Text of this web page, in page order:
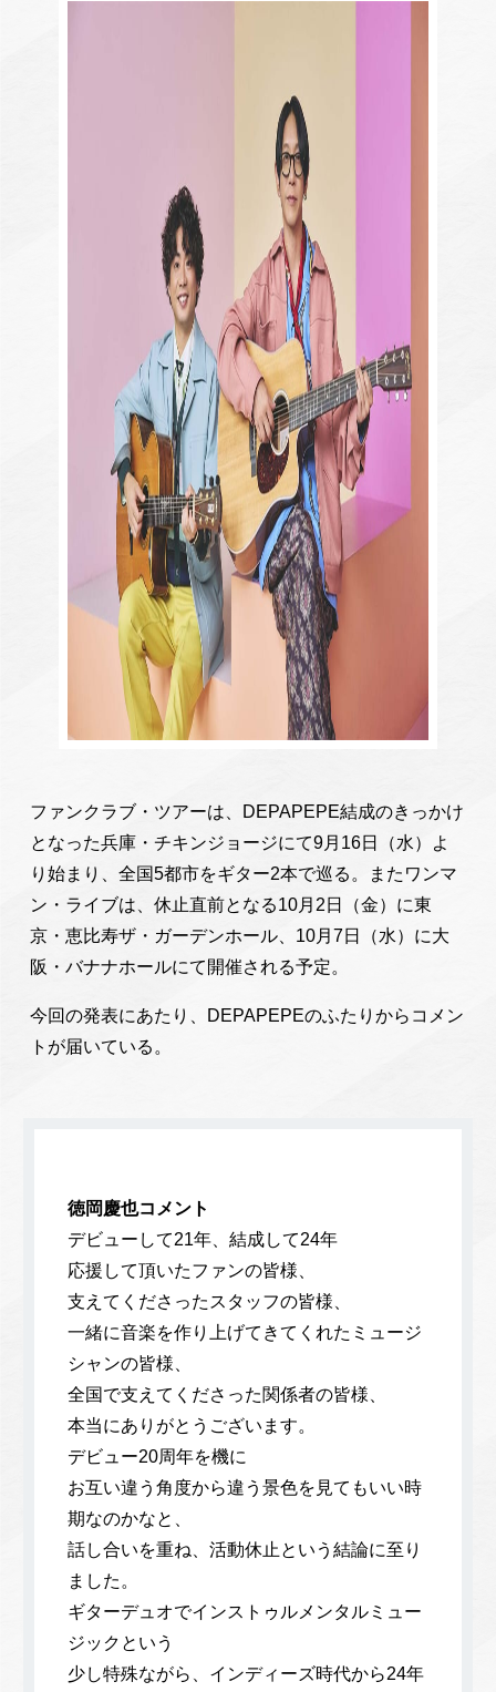
ファンクラブ・ツアーは、DEPAPEPE結成のきっかけ
となった兵庫・チキンジョージにて9月16日（水）よ
り始まり、全国5都市をギター2本で巡る。またワンマ
ン・ライブは、休止直前となる10月2日（金）に東
京・恵比寿ザ・ガーデンホール、10月7日（水）に大
阪・バナナホールにて開催される予定。
今回の発表にあたり、DEPAPEPEのふたりからコメン
トが届いている。
徳岡慶也コメント
デビューして21年、結成して24年
応援して頂いたファンの皆様、
支えてくださったスタッフの皆様、
一緒に音楽を作り上げてきてくれたミュージ
シャンの皆様、
全国で支えてくださった関係者の皆様、
本当にありがとうございます。
デビュー20周年を機に
お互い違う角度から違う景色を見てもいい時
期なのかなと、
話し合いを重ね、活動休止という結論に至り
ました。
ギターデュオでインストゥルメンタルミュー
ジックという
少し特殊ながら、インディーズ時代から24年